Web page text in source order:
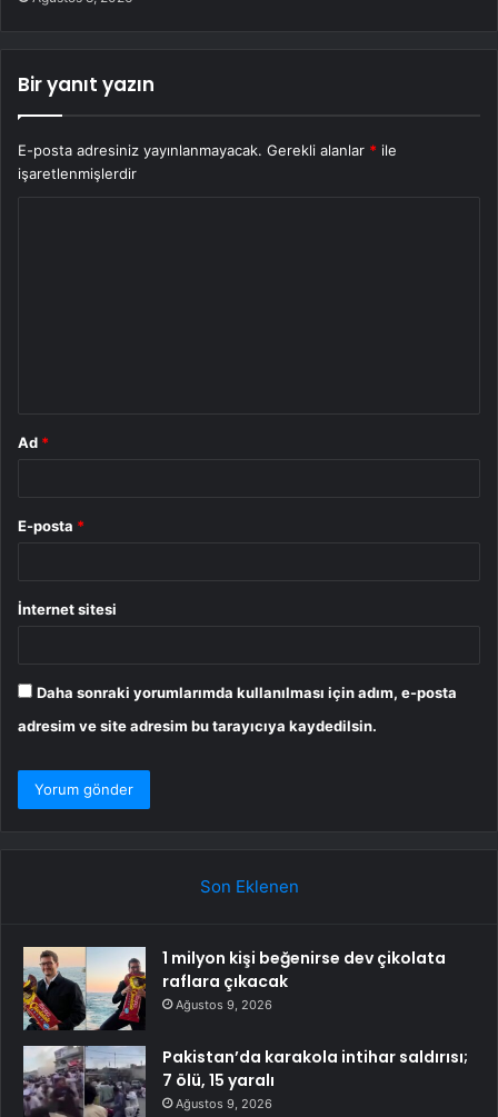
Bir yanıt yazın
E-posta adresiniz yayınlanmayacak. Gerekli alanlar * ile
işaretlenmişlerdir
Ad *
E-posta *
İnternet sitesi
Daha sonraki yorumlarımda kullanılması için adım, e-posta
adresim ve site adresim bu tarayıcıya kaydedilsin.
Son Eklenen
1 milyon kişi beğenirse dev çikolata
raflara çıkacak
Ağustos 9, 2026
Pakistan’da karakola intihar saldırısı;
7 ölü, 15 yaralı
Ağustos 9, 2026